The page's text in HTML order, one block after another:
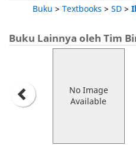
Buku > Textbooks > SD >
Buku Lainnya oleh Tim
No Image
Available